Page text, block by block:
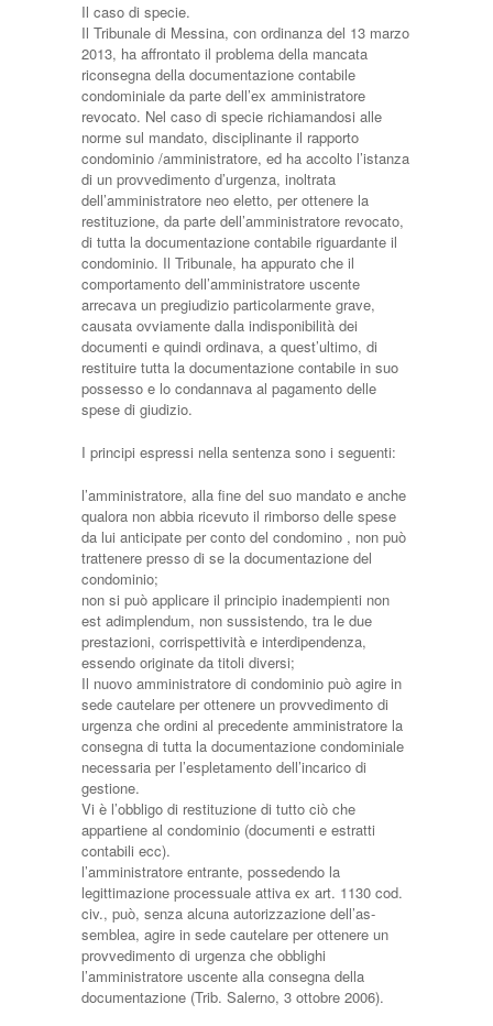
Il caso di specie.
Il Tribunale di Messina, con ordinanza del 13 marzo
2013, ha affrontato il problema della mancata
riconse­gna della documentazione contabile
condominiale da parte dell’ex amministratore
revocato. Nel caso di specie richiamandosi alle
norme sul mandato, disciplinante il rapporto
condominio /ammini­stratore, ed ha accolto l’istanza
di un provvedi­mento d’urgenza, inoltrata
dell’amministratore neo eletto, per ottenere la
restituzione, da parte dell’amministratore revocato,
di tutta la documentazione conta­bile riguardante il
condominio. Il Tribunale, ha appurato che il
comportamento dell’amministratore uscente
arrecava un pregiudizio particolarmente grave,
causata ovviamente dalla indisponibilità dei
documenti e quindi ordinava, a quest’ultimo, di
restituire tutta la documentazione contabile in suo
possesso e lo condannava al pagamento delle
spese di giudizio.
I principi espressi nella sentenza sono i seguenti:
l’amministratore, alla fine del suo mandato e anche
qualora non abbia ricevuto il rimborso del­le spese
da lui anticipate per conto del condomino , non può
trattenere presso di se la documentazione del
condominio;
non si può applicare il principio inadempienti non
est adimplendum, non sussistendo, tra le due
prestazioni, corrispettività e interdipendenza,
essendo originate da titoli diversi;
Il nuovo amministratore di condominio può agire in
sede cautelare per ottenere un provvedimento di
urgenza che ordini al precedente amministratore la
consegna di tutta la documentazione condominiale
necessaria per l’espletamento dell’incarico di
gestione.
Vi è l’obbligo di restituzione di tutto ciò che
appartiene al condominio (documenti e estratti
contabili ecc).
l’amministratore entrante, possedendo la
legittimazione processuale attiva ex art. 1130 cod.
civ., può, senza alcuna autorizzazione dell’as­
semblea, agire in sede cautelare per ottenere un
provvedimento di urgenza che obblighi
l’amministratore uscente alla consegna della
documentazione (Trib. Salerno, 3 ottobre 2006).